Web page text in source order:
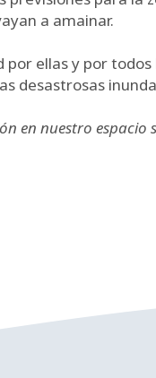
a amainar.
por ellas y por
desastrosas
en nuestro espacio